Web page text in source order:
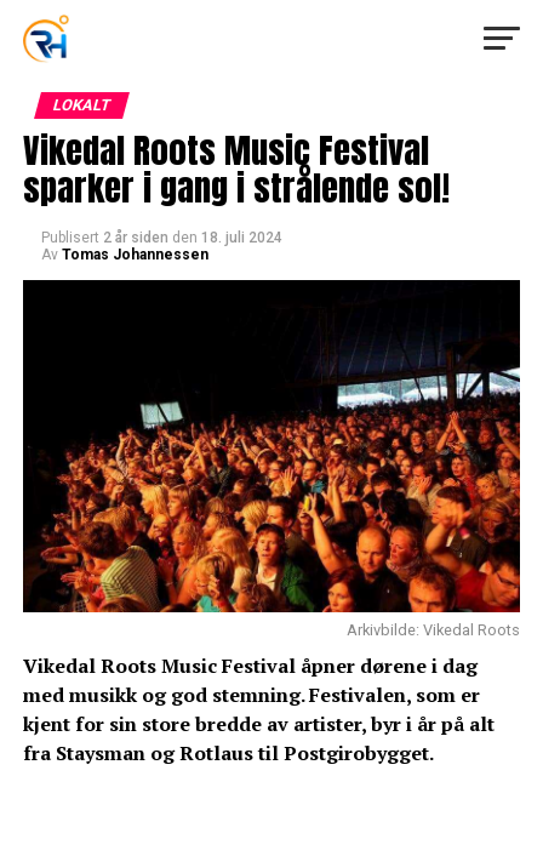
LOKALT
Vikedal Roots Music Festival
sparker i gang i strålende sol!
Publisert 2 år siden den 18. juli 2024
Av Tomas Johannessen
Arkivbilde: Vikedal Roots
Vikedal Roots Music Festival åpner dørene i dag
med musikk og god stemning. Festivalen, som er
kjent for sin store bredde av artister, byr i år på alt
fra Staysman og Rotlaus til Postgirobygget.